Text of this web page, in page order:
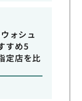
ォシュ
すめ5
定店を比